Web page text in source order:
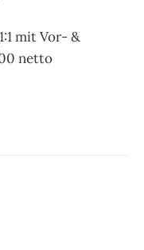
mit Vor- &
netto